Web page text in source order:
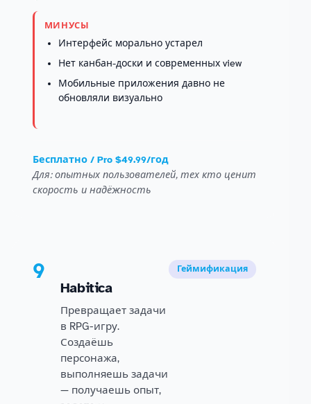
МИНУСЫ
Интерфейс морально устарел
Нет канбан-доски и современных view
Мобильные приложения давно не
обновляли визуально
Бесплатно / Pro $49.99/год
Для: опытных пользователей, тех кто ценит
скорость и надёжность
9
Habitica
Превращает задачи
в RPG-игру.
Создаёшь
персонажа,
выполняешь задачи
— получаешь опыт,
Геймификация